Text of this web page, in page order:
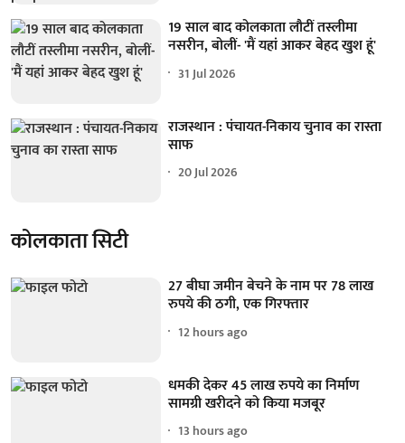
19 साल बाद कोलकाता लौटीं तस्लीमा
नसरीन, बोलीं- 'मैं यहां आकर बेहद खुश हूं'
31 Jul 2026
राजस्थान : पंचायत-निकाय चुनाव का रास्ता
साफ
20 Jul 2026
कोलकाता सिटी
27 बीघा जमीन बेचने के नाम पर 78 लाख
रुपये की ठगी, एक गिरफ्तार
12 hours ago
धमकी देकर 45 लाख रुपये का निर्माण
सामग्री खरीदने को किया मजबूर
13 hours ago